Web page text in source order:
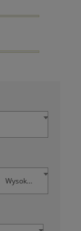
Wysokość